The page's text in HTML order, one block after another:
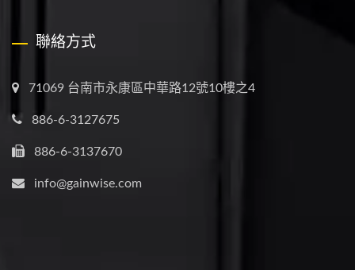
聯絡方式
71069 台南市永康區中華路12號10樓之4
886-6-3127675
886-6-3137670
info@gainwise.com